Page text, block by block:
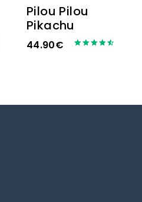
Pilou Pilou
Pikachu
44.90€